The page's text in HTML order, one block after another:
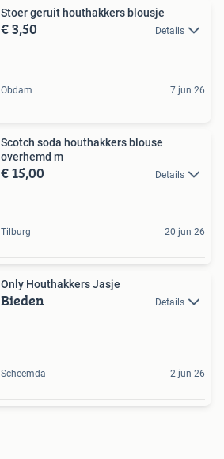
Stoer geruit houthakkers blousje
€ 3,50 Details
Obdam 7 jun 26
Scotch soda houthakkers blouse
overhemd m
€ 15,00 Details
Tilburg 20 jun 26
Only Houthakkers Jasje
Bieden Details
Scheemda 2 jun 26